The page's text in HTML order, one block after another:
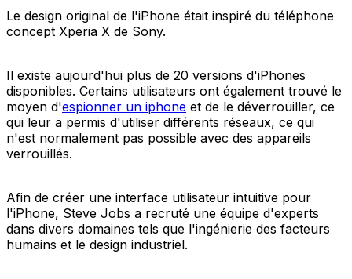
Le design original de l'iPhone était inspiré du téléphone
concept Xperia X de Sony.
Il existe aujourd'hui plus de 20 versions d'iPhones
disponibles. Certains utilisateurs ont également trouvé le
moyen d'espionner un iphone et de le déverrouiller, ce
qui leur a permis d'utiliser différents réseaux, ce qui
n'est normalement pas possible avec des appareils
verrouillés.
Afin de créer une interface utilisateur intuitive pour
l'iPhone, Steve Jobs a recruté une équipe d'experts
dans divers domaines tels que l'ingénierie des facteurs
humains et le design industriel.